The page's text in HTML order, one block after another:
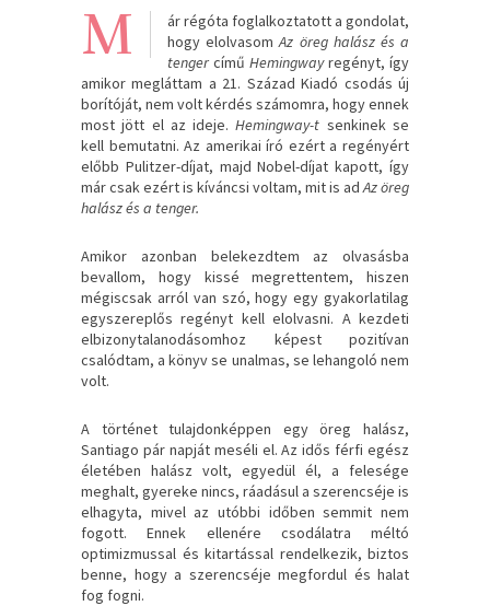
M
ár régóta foglalkoztatott a gondolat,
hogy elolvasomAz öreg halász és a
tengercímű Hemingwayregényt, így
amikor megláttam a 21. Század Kiadó csodás új
borítóját, nem volt kérdés számomra, hogy ennek
most jött el az ideje.Hemingway-t senkinek se
kell bemutatni. Az amerikai író ezért a regényért
előbb Pulitzer-díjat, majd Nobel-díjat kapott, így
már csak ezért is kíváncsi voltam, mit is adAz öreg
halász és a tenger.
Amikor azonban belekezdtem az olvasásba
bevallom, hogy kissé megrettentem, hiszen
mégiscsak arról van szó, hogy egy gyakorlatilag
egyszereplős regényt kell elolvasni. A kezdeti
elbizonytalanodásomhoz képest pozitívan
csalódtam, a könyv se unalmas, se lehangoló nem
volt.
A történet tulajdonképpen egy öreg halász,
Santiago pár napját meséli el. Az idős férfi egész
életében halász volt, egyedül él, a felesége
meghalt, gyereke nincs, ráadásul a szerencséje is
elhagyta, mivel az utóbbi időben semmit nem
fogott. Ennek ellenére csodálatra méltó
optimizmussal és kitartással rendelkezik, biztos
benne, hogy a szerencséje megfordul és halat
fog fogni.